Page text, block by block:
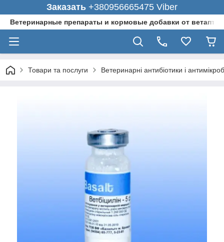
Заказать +380956665475 Viber
Ветеринарные препараты и кормовые добавки от
Товари та послуги Ветеринарні антибіотики і